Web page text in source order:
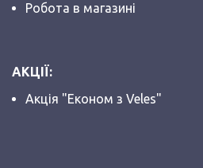
Робота в магазині
АКЦІЇ:
Акція "Економ з Veles"